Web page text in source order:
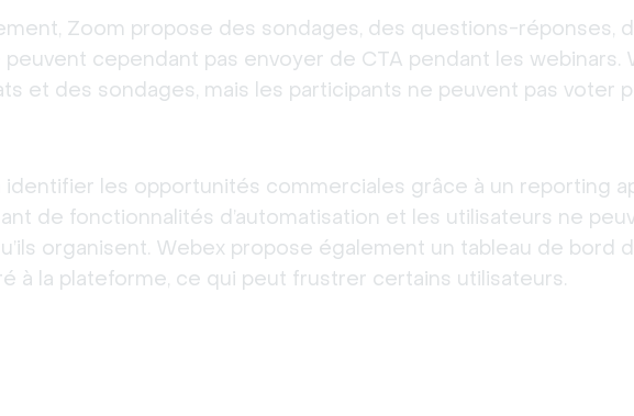
Zoom propose des sondages, des questions-réponses,
cependant pas envoyer de CTA pendant les webinars.
et des sondages, mais les participants ne peuvent pas voter
les opportunités commerciales grâce à un reporting
de fonctionnalités d’automatisation et les utilisateurs ne
organisent. Webex propose également un tableau de bord
à la plateforme, ce qui peut frustrer certains utilisateurs.